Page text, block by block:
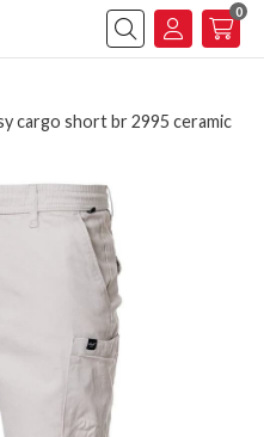
Buscar
0
cargo short br 2995 ceramic